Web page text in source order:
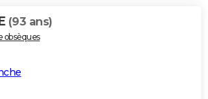
(93 ans)
obsèques